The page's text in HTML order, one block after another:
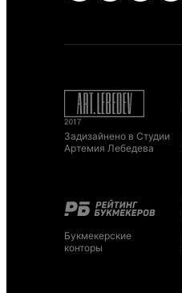
Задизайнено в Студии
Артемия Лебедева
Букмекерские
конторы